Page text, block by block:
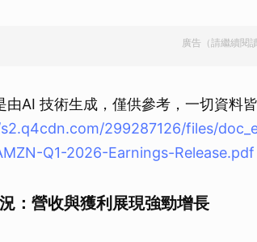
廣告（請繼續閱
由AI 技術生成，僅供參考，一切資料
299287126/files/
Q1-2026-Earnings-Release.pdf
：營收與獲利展現強勁增長